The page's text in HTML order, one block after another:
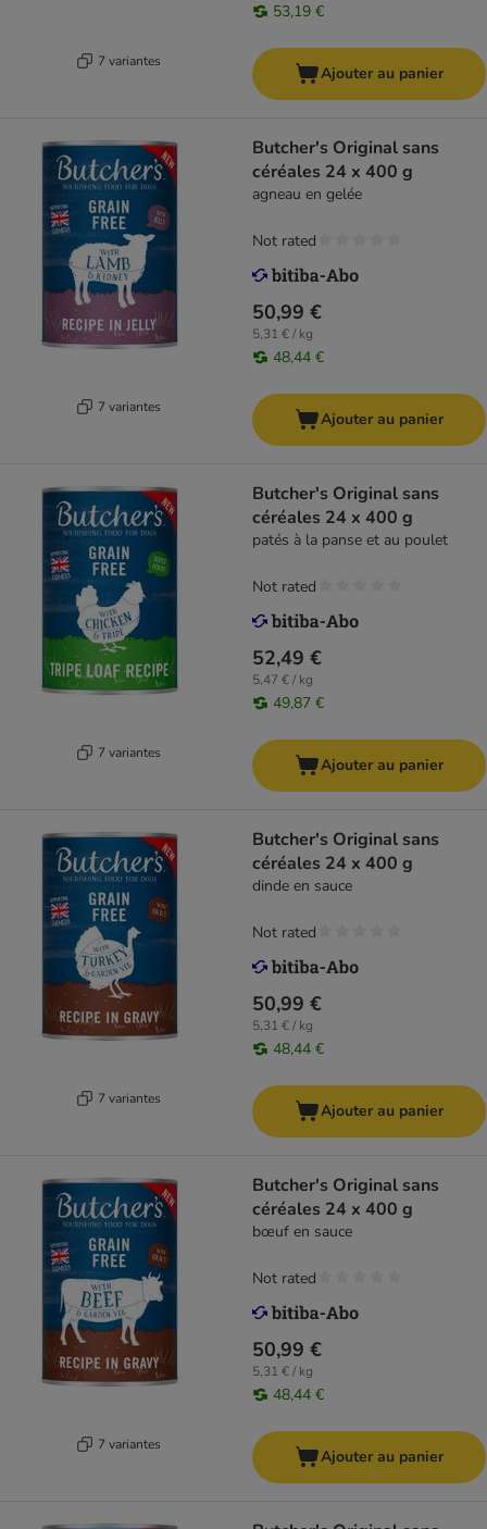
7 variantes
53,19 €
Ajouter au panier
7 variantes
Butcher's Original sans
céréales 24 x 400 g
agneau en gelée
50,99 €
5,31 € / kg
48,44 €
Not rated
Ajouter au panier
7 variantes
Butcher's Original sans
céréales 24 x 400 g
patés à la panse et au poulet
52,49 €
5,47 € / kg
49,87 €
Not rated
Ajouter au panier
7 variantes
Butcher's Original sans
céréales 24 x 400 g
dinde en sauce
50,99 €
5,31 € / kg
48,44 €
Not rated
Ajouter au panier
7 variantes
Butcher's Original sans
céréales 24 x 400 g
bœuf en sauce
50,99 €
5,31 € / kg
48,44 €
Not rated
Ajouter au panier